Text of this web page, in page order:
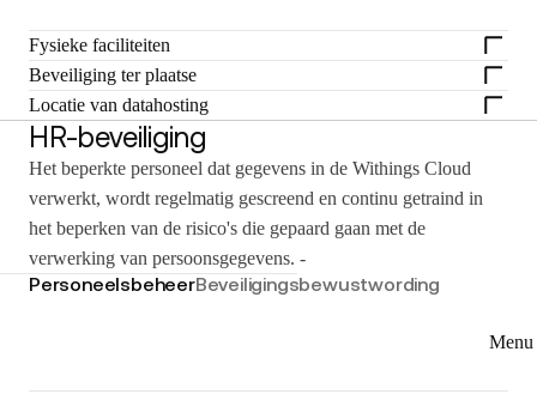
Menu
Fysieke faciliteiten
Beveiliging ter plaatse
Locatie van datahosting
HR-beveiliging
Het beperkte personeel dat gegevens in de Withings Cloud
verwerkt, wordt regelmatig gescreend en continu getraind in
het beperken van de risico's die gepaard gaan met de
verwerking van persoonsgegevens. -
PersoneelsbeheerBeveiligingsbewustwording